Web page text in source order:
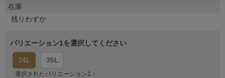
在庫
残りわずか
バリエーション1を選択してください
24L 35L
選択されたバリエーション1：